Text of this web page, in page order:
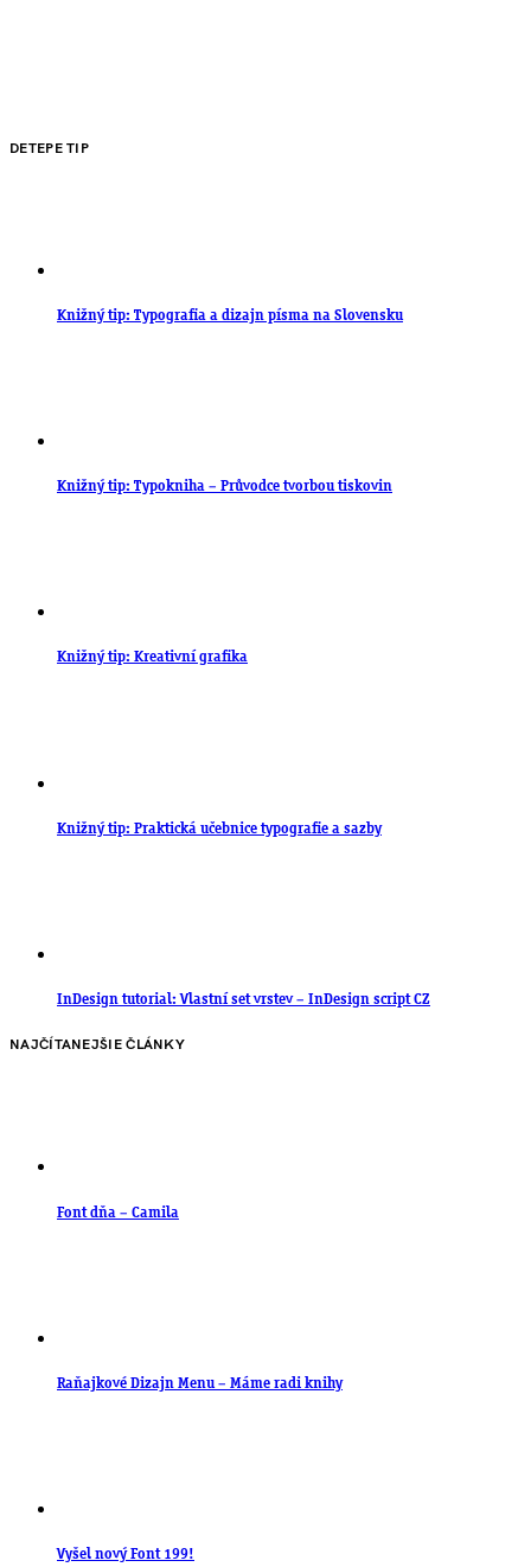
DETEPE TIP
Knižný tip: Typografia a dizajn písma na Slovensku
Knižný tip: Typokniha – Průvodce tvorbou tiskovin
Knižný tip: Kreativní grafika
Knižný tip: Praktická učebnice typografie a sazby
InDesign tutorial: Vlastní set vrstev – InDesign script CZ
NAJČÍTANEJŠIE ČLÁNKY
Font dňa – Camila
Raňajkové Dizajn Menu – Máme radi knihy
Vyšel nový Font 199!